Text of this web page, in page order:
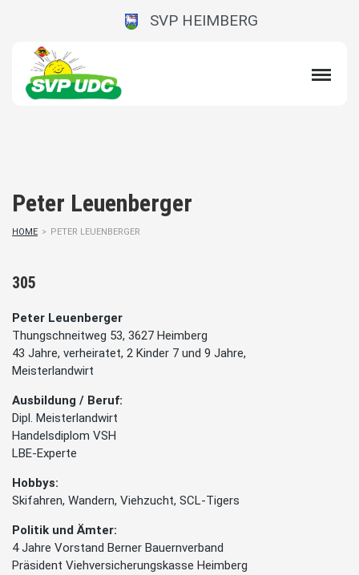
SVP HEIMBERG
Peter Leuenberger
HOME > PETER LEUENBERGER
305
Peter Leuenberger
Thungschneitweg 53, 3627 Heimberg
43 Jahre, verheiratet, 2 Kinder 7 und 9 Jahre,
Meisterlandwirt
Ausbildung / Beruf:
Dipl. Meisterlandwirt
Handelsdiplom VSH
LBE-Experte
Hobbys:
Skifahren, Wandern, Viehzucht, SCL-Tigers
Politik und Ämter:
4 Jahre Vorstand Berner Bauernverband
Präsident Viehversicherungskasse Heimberg